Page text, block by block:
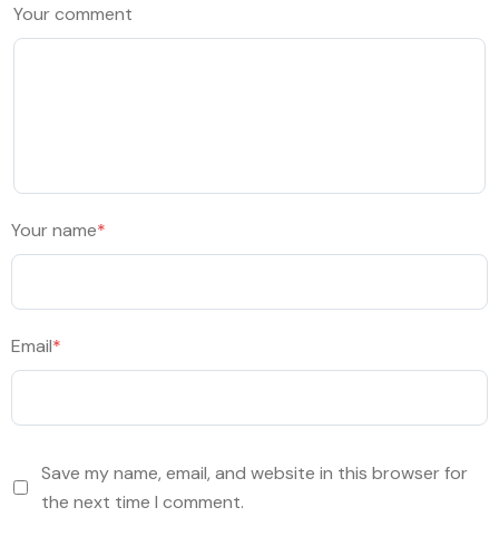
Your comment
Your name*
Email*
Save my name, email, and website in this browser for
the next time I comment.